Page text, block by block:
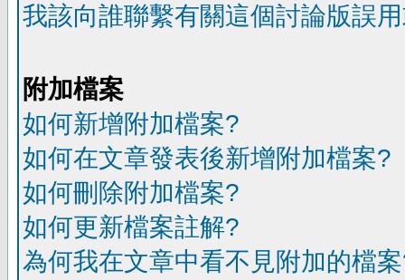
我該向誰聯繫有關這個討論版誤
附加檔案
如何新增附加檔案?
如何在文章發表後新增附加檔案?
如何刪除附加檔案?
如何更新檔案註解?
為何我在文章中看不見附加的檔